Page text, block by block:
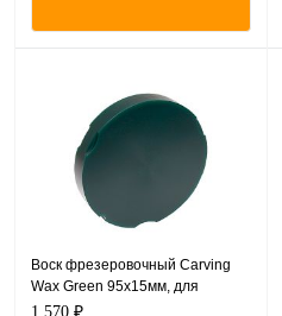
Воск фрезеровочный Carving
Wax Green 95х15мм, для
Zirkonzahn CAM/CAM
1 570 ₽